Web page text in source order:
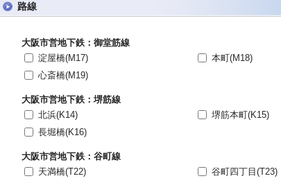
路線
大阪市営地下鉄：御堂筋線
淀屋橋(M17)
本町(M18)
心斎橋(M19)
大阪市営地下鉄：堺筋線
北浜(K14)
堺筋本町(K15)
長堀橋(K16)
大阪市営地下鉄：谷町線
天満橋(T22)
谷町四丁目(T23)